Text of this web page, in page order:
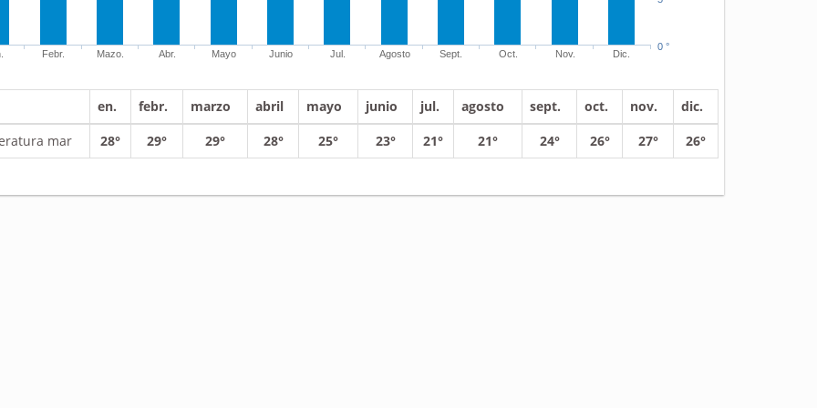
Febr. Mazo. Abr. Mayo Junio Jul. Agosto Sept. Oct. Nov. Dic.
0 °
en. febr. marzo abril mayo junio jul. agosto sept. oct. nov.
dic.
mar
28° 29° 29° 28° 25° 23° 21° 21° 24° 26° 27° 26°